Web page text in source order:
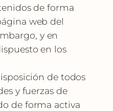
de forma
web del
y en
en los
de todos
y fuerzas de
de forma activa